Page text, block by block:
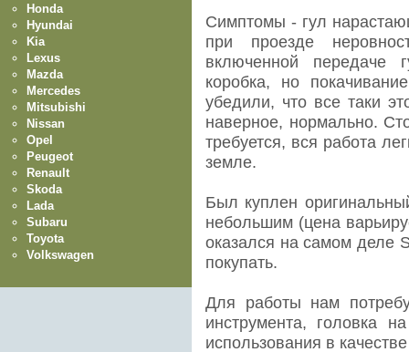
Симптомы - гул
при проезде
включенной передаче
коробка, но
убедили, что все таки
наверное, нормально.
требуется, вся работа
земле.
Был куплен
небольшим (цена
оказался на самом деле
покупать.
Для работы нам
инструмента, головка
использования в
Honda
Hyundai
Kia
Lexus
Mazda
Mercedes
Mitsubishi
Nissan
Opel
Peugeot
Renault
Skoda
Lada
Subaru
Toyota
Volkswagen